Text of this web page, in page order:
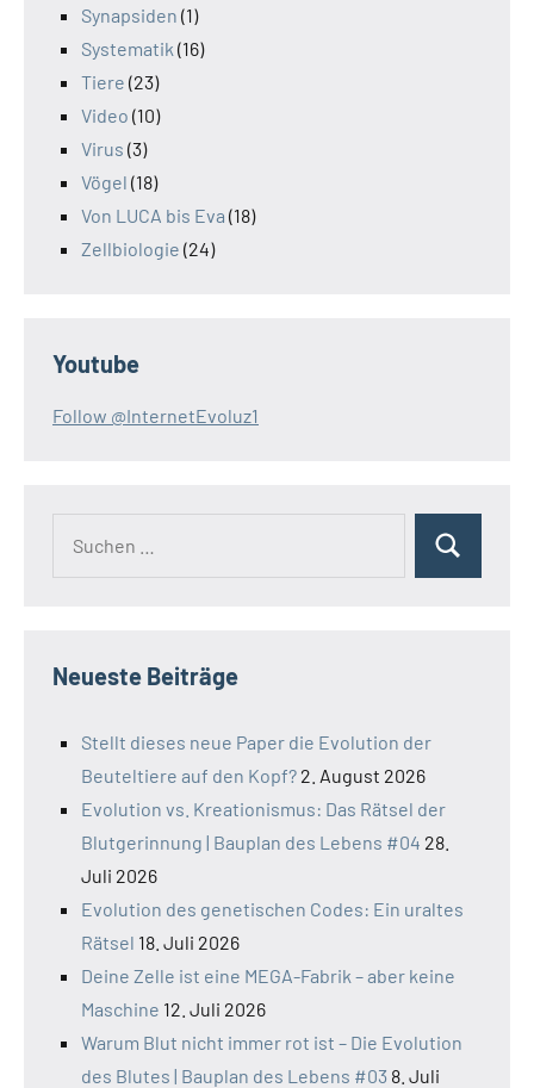
Synapsiden (1)
Systematik (16)
Tiere (23)
Video (10)
Virus (3)
Vögel (18)
Von LUCA bis Eva (18)
Zellbiologie (24)
Youtube
Follow @InternetEvoluz1
Suchen
Neueste Beiträge
Stellt dieses neue Paper die Evolution der
Beuteltiere auf den Kopf? 2. August 2026
Evolution vs. Kreationismus: Das Rätsel der
Blutgerinnung | Bauplan des Lebens #04 28.
Juli 2026
Evolution des genetischen Codes: Ein uraltes
Rätsel 18. Juli 2026
Deine Zelle ist eine MEGA-Fabrik – aber keine
Maschine 12. Juli 2026
Warum Blut nicht immer rot ist – Die Evolution
des Blutes | Bauplan des Lebens #03 8. Juli